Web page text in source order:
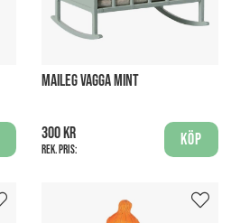
MAILEG VAGGA MINT
300 kr
Rek. pris:
Köp